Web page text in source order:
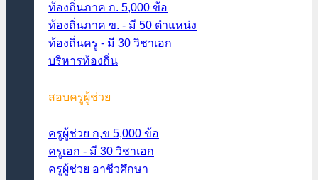
ท้องถิ่นภาค ก. 5,000 ข้อ
ท้องถิ่นภาค ข. - มี 50 ตำแหน่ง
ท้องถิ่นครู - มี 30 วิชาเอก
บริหารท้องถิ่น
สอบครูผู้ช่วย
ครูผู้ช่วย ก,ข 5,000 ข้อ
ครูเอก - มี 30 วิชาเอก
ครูผู้ช่วย อาชีวศึกษา